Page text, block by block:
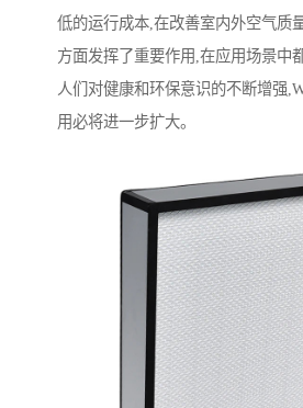
低的运行成本,在改善室内外空气质
方面发挥了重要作用,在应用场景中
人们对健康和环保意识的不断增强
用必将进一步扩大。